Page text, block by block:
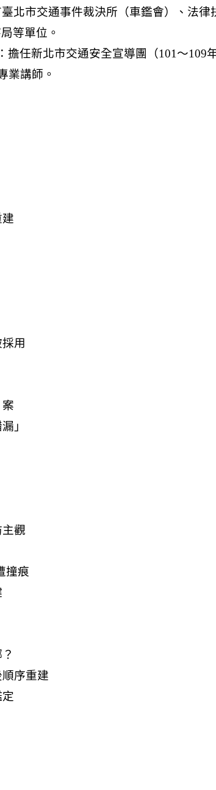
用
」
觀
撞痕
序重建